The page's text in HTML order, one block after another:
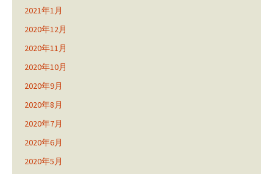
2021年1月
2020年12月
2020年11月
2020年10月
2020年9月
2020年8月
2020年7月
2020年6月
2020年5月